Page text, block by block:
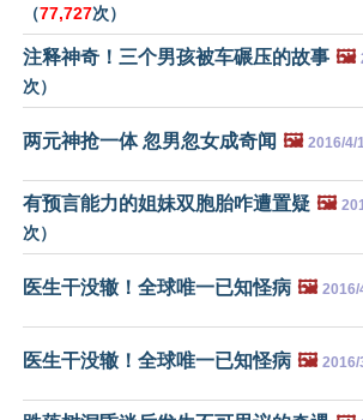
（77,727次）
注释神奇！三个男孩被车碾压的故事 🖼️
次）
两元神抢一体 忽男忽女成奇闻 🖼️ 2016/4/
有预言能力的姐妹双胞胎咋遭置疑 🖼️
次）
医生干没辙！全球唯一已知怪病 🖼️ 2016/
医生干没辙！全球唯一已知怪病 🖼️ 2016/